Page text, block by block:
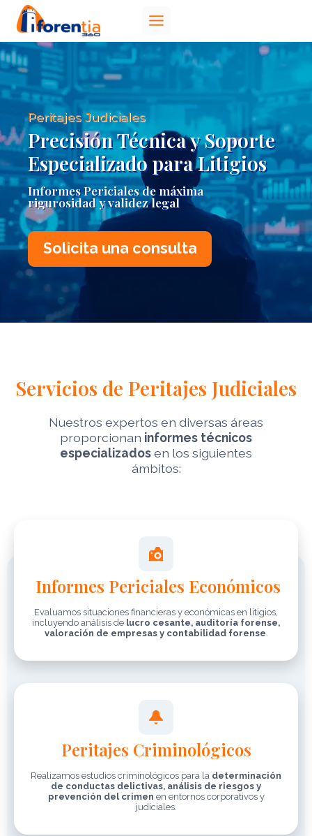
Saltar
contenido
Peritajes Judiciales
Precisión Técnica y Soporte
Especializado para Litigios
Informes Periciales de máxima
rigurosidad y validez legal
Solicita una consulta
Servicios de Peritajes Judiciales
Nuestros expertos en diversas áreas
proporcionan informes técnicos
especializadosen los siguientes
ámbitos:
Informes Periciales Económicos
Evaluamos situaciones financieras y económicas en litigios,
incluyendo análisis de lucro cesante, auditoría forense,
valoración de empresas y contabilidad forense
Peritajes Criminológicos
Realizamos estudios criminológicos para la determinación
de conductas delictivas, análisis de riesgos y
prevención del crimen en entornos corporativos y
judiciales.